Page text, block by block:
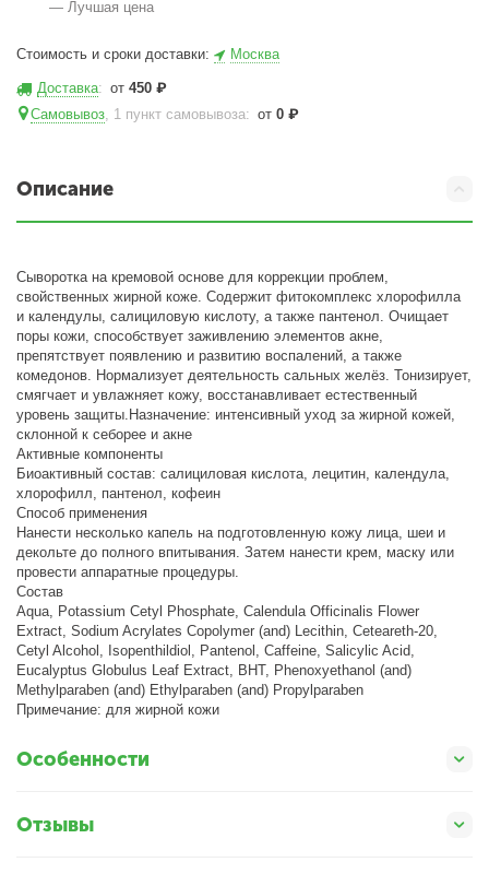
— Лучшая цена
Стоимость и сроки доставки: Москва
Доставка: от450 ₽
Самовывоз, 1 пункт самовывоза: от0 ₽
Описание
Сыворотка на кремовой основе для коррекции проблем,
свойственных жирной коже. Содержит фитокомплекс хлорофилла
и календулы, салициловую кислоту, а также пантенол. Очищает
поры кожи, способствует заживлению элементов акне,
препятствует появлению и развитию воспалений, а также
комедонов. Нормализует деятельность сальных желёз. Тонизирует,
смягчает и увлажняет кожу, восстанавливает естественный
уровень защиты.Назначение: интенсивный уход за жирной кожей,
склонной к себорее и акне
Активные компоненты
Биоактивный состав: салициловая кислота, лецитин, календула,
хлорофилл, пантенол, кофеин
Способ применения
Нанести несколько капель на подготовленную кожу лица, шеи и
декольте до полного впитывания. Затем нанести крем, маску или
провести аппаратные процедуры.
Состав
Aqua, Potassium Cetyl Phosphate, Calendula Officinalis Flower
Extract, Sodium Acrylates Copolymer (and) Lecithin, Ceteareth-20,
Cetyl Alcohol, Isopenthildiol, Pantenol, Caffeine, Salicylic Acid,
Eucalyptus Globulus Leaf Extract, ВНТ, Phenoxyethanol (and)
Methylparaben (and) Ethylparaben (and) Propylparaben
Примечание: для жирной кожи
Особенности
Отзывы